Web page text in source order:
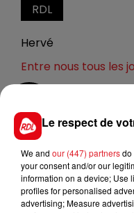
RDL
Hervé
Entre nous tous les
25 mai 2022 - 16 min
ENTRE NOUS :
EDUCATRICE CANIN
Le respect de
We and our (447) partnersdo
your consent and/or our
information on a device; Use
profiles for personalised
advertising; Measure